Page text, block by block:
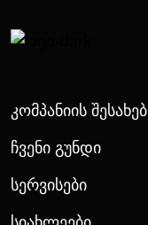
Კომპანიის Შესახებ
Ჩვენი Გუნდი
Სერვისები